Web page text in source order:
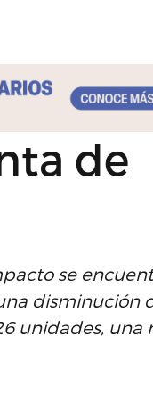
de
se
disminución
unidades, una